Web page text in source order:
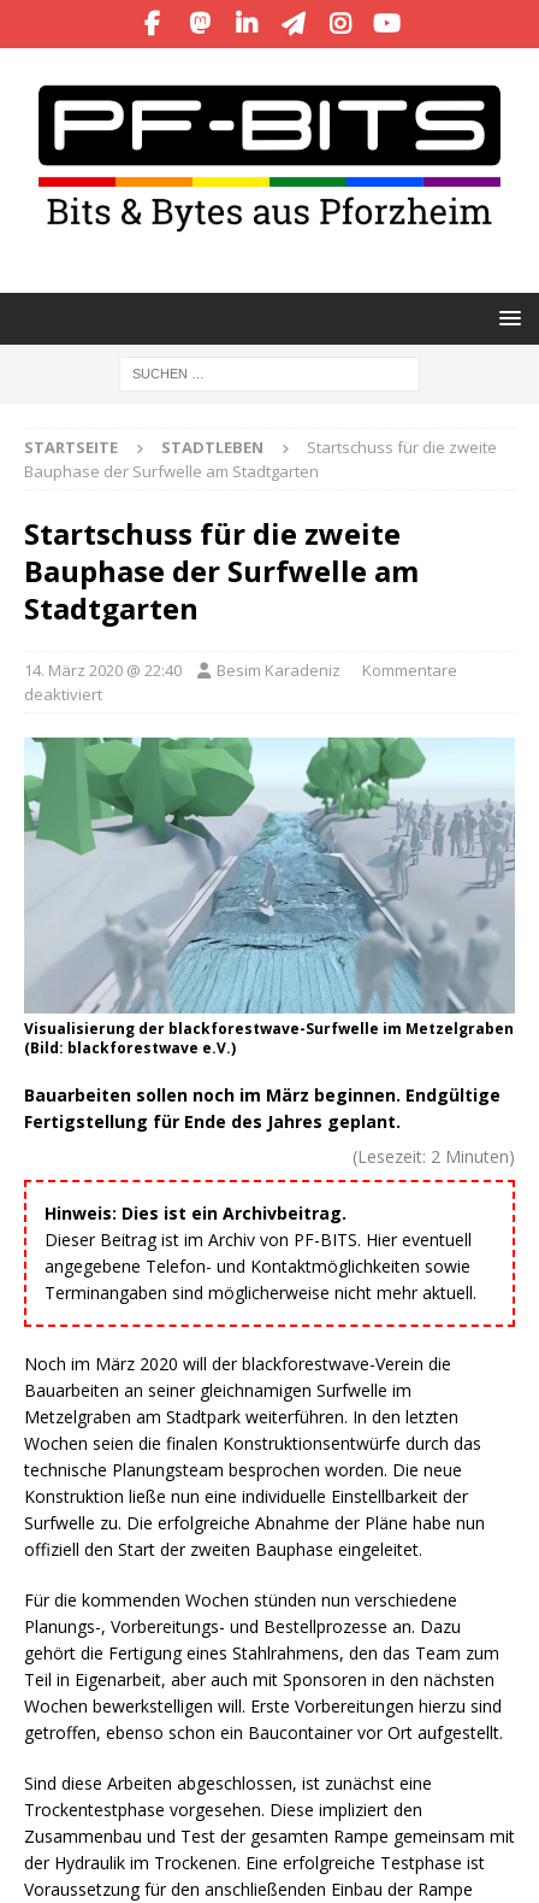
STARTSEITE STADTLEBEN
Startschuss für die zweite
Bauphase der Surfwelle am Stadtgarten
Startschuss für die zweite
Bauphase der Surfwelle am
Stadtgarten
14. März 2020 @ 22:40 Besim Karadeniz
Kommentare
deaktiviert
Visualisierung der blackforestwave-Surfwelle im Metzelgraben
(Bild: blackforestwave e.V.)
Bauarbeiten sollen noch im März beginnen. Endgültige
Fertigstellung für Ende des Jahres geplant.
(Lesezeit: 2 Minuten)
Hinweis: Dies ist ein Archivbeitrag.
Dieser Beitrag ist im Archiv von PF-BITS. Hier eventuell
angegebene Telefon- und Kontaktmöglichkeiten sowie
Terminangaben sind möglicherweise nicht mehr aktuell.
Noch im März 2020 will der blackforestwave-Verein die
Bauarbeiten an seiner gleichnamigen Surfwelle im
Metzelgraben am Stadtpark weiterführen. In den letzten
Wochen seien die finalen Konstruktionsentwürfe durch das
technische Planungsteam besprochen worden. Die neue
Konstruktion ließe nun eine individuelle Einstellbarkeit der
Surfwelle zu. Die erfolgreiche Abnahme der Pläne habe nun
offiziell den Start der zweiten Bauphase eingeleitet.
Für die kommenden Wochen stünden nun verschiedene
Planungs-, Vorbereitungs- und Bestellprozesse an. Dazu
gehört die Fertigung eines Stahlrahmens, den das Team zum
Teil in Eigenarbeit, aber auch mit Sponsoren in den nächsten
Wochen bewerkstelligen will. Erste Vorbereitungen hierzu sind
getroffen, ebenso schon ein Baucontainer vor Ort aufgestellt.
Sind diese Arbeiten abgeschlossen, ist zunächst eine
Trockentestphase vorgesehen. Diese impliziert den
Zusammenbau und Test der gesamten Rampe gemeinsam mit
der Hydraulik im Trockenen. Eine erfolgreiche Testphase ist
Voraussetzung für den anschließenden Einbau der Rampe